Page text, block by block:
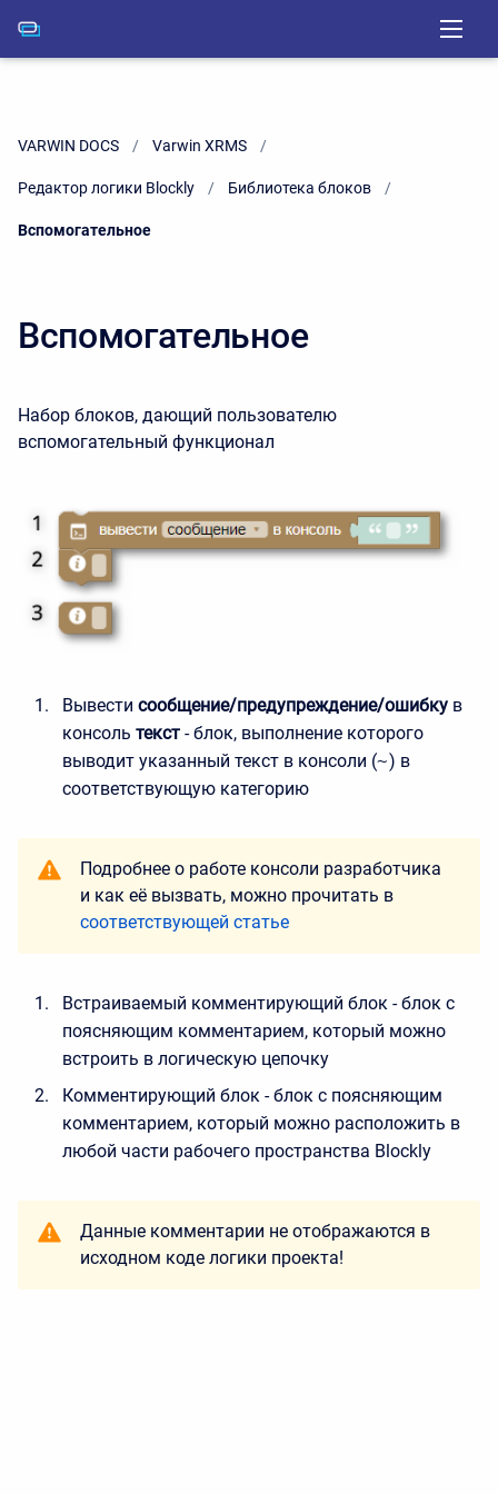
VARWIN DOCS Varwin XRMS
Редактор логики Blockly Библиотека блоков
Current:
Вспомогательное
Вспомогательное
Набор блоков, дающий пользователю
вспомогательный функционал
Вывести сообщение/предупреждение/ошибку в
консоль текст - блок, выполнение которого
выводит указанный текст в консоли (~) в
соответствующую категорию
Подробнее о работе консоли разработчика
и как её вызвать, можно прочитать в
соответствующей статье
Встраиваемый комментирующий блок - блок с
поясняющим комментарием, который можно
встроить в логическую цепочку
Комментирующий блок - блок с поясняющим
комментарием, который можно расположить в
любой части рабочего пространства Blockly
Данные комментарии не отображаются в
исходном коде логики проекта!